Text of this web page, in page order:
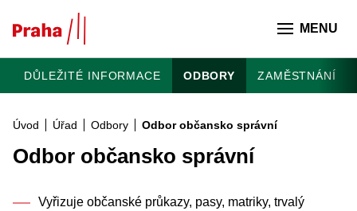
MENU
DŮLEŽITÉ INFORMACE ODBORY ZAMĚSTNÁNÍ
Úvod Úřad Odbory Odbor občansko správní
Odbor občansko správní
Vyřizuje občanské průkazy, pasy, matriky, trvalý